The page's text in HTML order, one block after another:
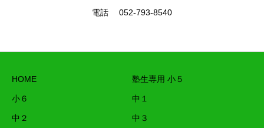
電話 052-793-8540
HOME 塾生専用 小５
小６ 中１
中２ 中３